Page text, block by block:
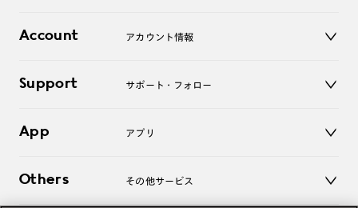
コンタクトレンズ
アクセサリー
オンラインショップ
Account アカウント情報
ログアウト
Support サポート・フォロー
よくあるご質問
お問い合わせ
App アプリ
Others その他サービス